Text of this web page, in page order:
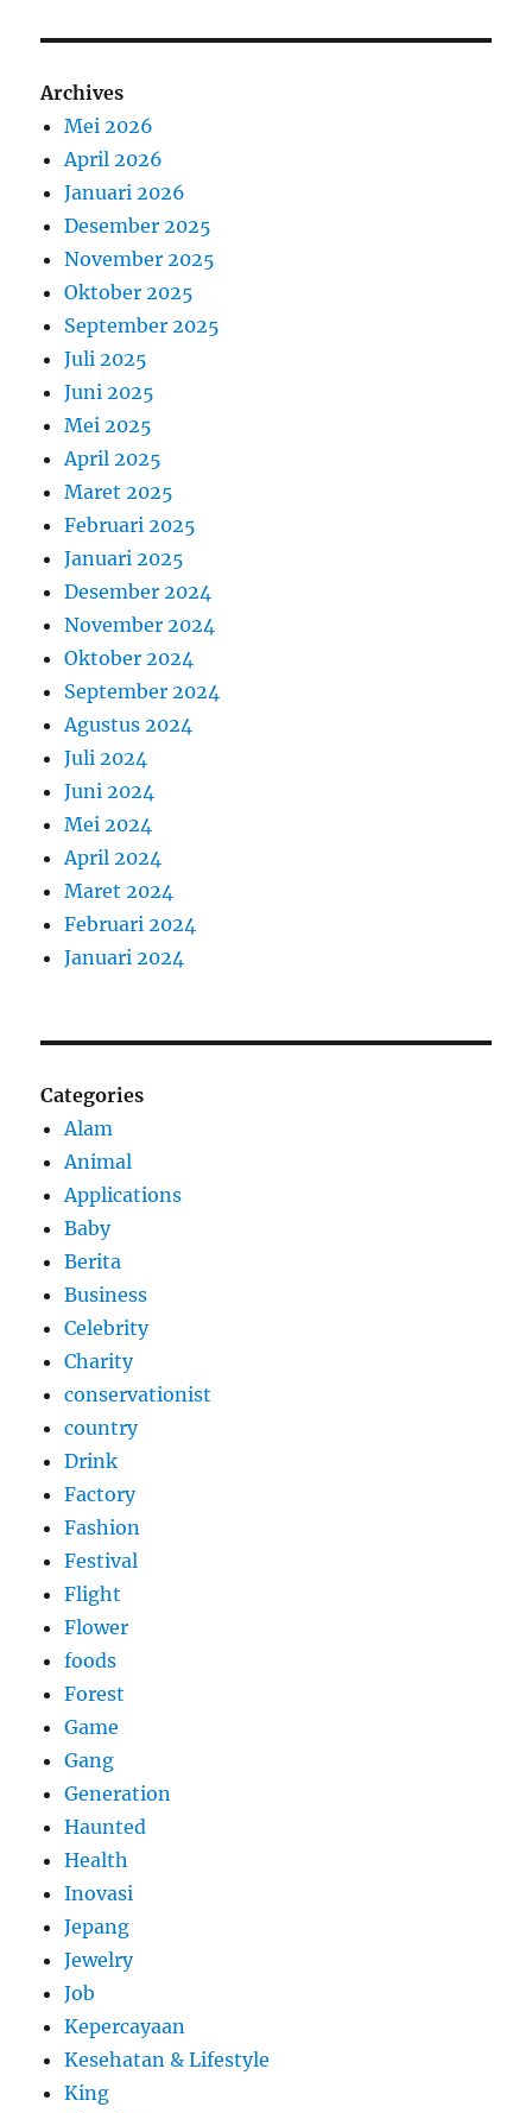
Archives
Mei 2026
April 2026
Januari 2026
Desember 2025
November 2025
Oktober 2025
September 2025
Juli 2025
Juni 2025
Mei 2025
April 2025
Maret 2025
Februari 2025
Januari 2025
Desember 2024
November 2024
Oktober 2024
September 2024
Agustus 2024
Juli 2024
Juni 2024
Mei 2024
April 2024
Maret 2024
Februari 2024
Januari 2024
Categories
Alam
Animal
Applications
Baby
Berita
Business
Celebrity
Charity
conservationist
country
Drink
Factory
Fashion
Festival
Flight
Flower
foods
Forest
Game
Gang
Generation
Haunted
Health
Inovasi
Jepang
Jewelry
Job
Kepercayaan
Kesehatan & Lifestyle
King